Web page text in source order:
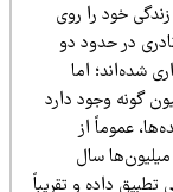
۳۵ سال از زندگی خود را روی
حدود دو
اما
بین ۱۵ تا ۳۰ میلیون گونه وجود دارد
از
سال
و تقریباً